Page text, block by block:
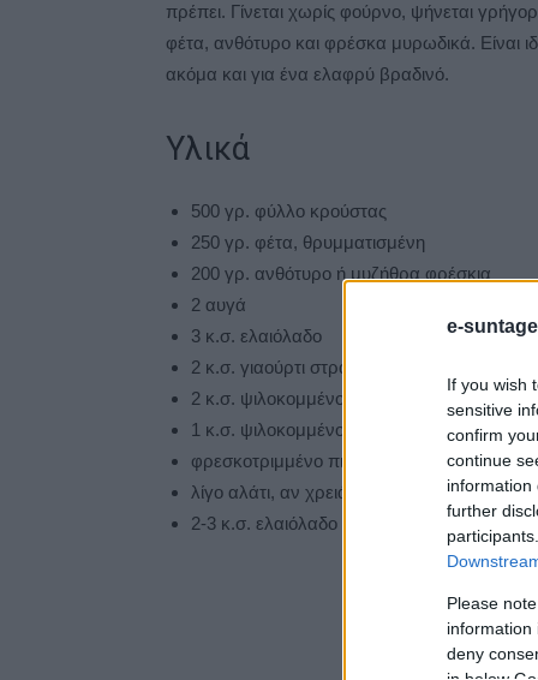
e-
If you wish
sensitive
confirm
continue
information
further
Please
information
deny
πρέπει. Γίνεται χωρίς φούρνο, ψήνεται
φέτα, ανθότυρο και φρέσκα μυρωδικά. Είναι
ακόμα και για ένα ελαφρύ βραδινό.
Υλικά
500 γρ. φύλλο κρούστας
250 γρ. φέτα, θρυμματισμένη
200 γρ. ανθότυρο ή μυζήθρα φρέσκια
2 αυγά
3 κ.σ. ελαιόλαδο
2 κ.σ. γιαούρτι στραγγιστό
2 κ.σ. ψιλοκομμένος άνηθος
1 κ.σ. ψιλοκομμένο δυόσμο
φρεσκοτριμμένο πιπέρι
λίγο αλάτι, αν χρειάζεται
2-3 κ.σ. ελαιόλαδο για το τηγάνι